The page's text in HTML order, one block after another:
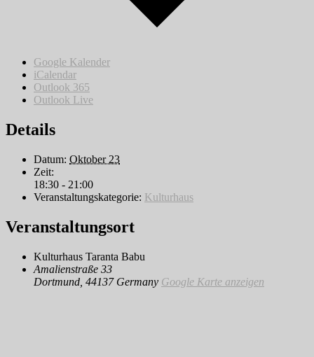
Google Kalender
iCalendar
Outlook 365
Outlook Live
Details
Datum: Oktober 23
Zeit:
18:30 - 21:00
Veranstaltungskategorie: Kulturhaus
Veranstaltungsort
Kulturhaus Taranta Babu
Amalienstraße 33
Dortmund 44137 Germany Google Karte anzeigen